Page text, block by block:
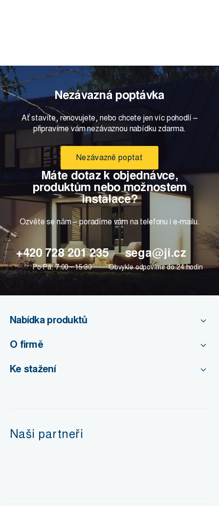
Nezávazná poptávka
Ať stavíte, renovujete, nebo chcete jen víc pohodlí –
připravíme vám nezávaznou nabídku zdarma.
Nezávazně poptat
Máte dotaz k objednávce,
produktům nebo možnostem
instalace?
Ozvěte se nám – poradíme vám na telefonu i e-mailu.
+420 728 201 235
Po-Pá: 7:00 - 15:30
sega@ji.cz
Obvykle odpovíme do 24 hodin
Nabídka produktů
O firmě
Ke stažení
Naši partneři